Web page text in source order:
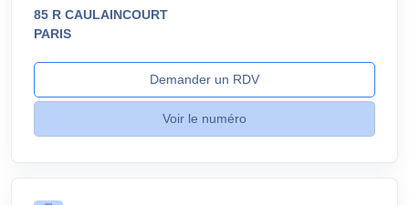
85 R CAULAINCOURT
PARIS
Demander un RDV
Voir le numéro